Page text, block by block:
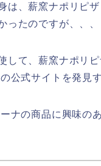
は、薪窯ナポリピ
ったのですが、、、
して、薪窯ナポリ
公式サイトを発見
ナの商品に興味の